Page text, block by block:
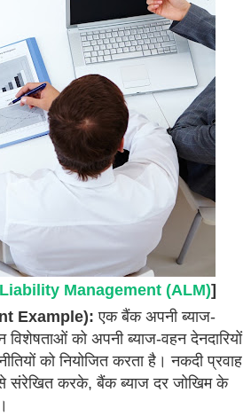
Management (ALM)]
Example): एक बैंक अपनी ब्याज-
विशेषताओं को अपनी ब्याज-वहन देनदारियों
को नियोजित करता है। नकदी प्रवाह
से संरेखित करके, बैंक ब्याज दर जोखिम के